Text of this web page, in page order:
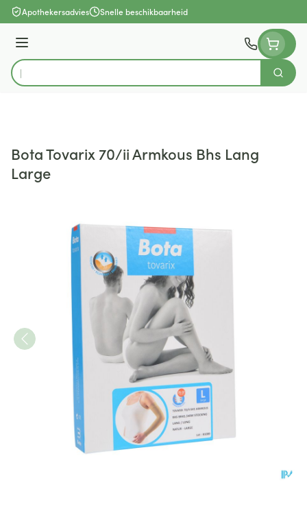
Ga naar de inhoud
Apothekersadvies Snelle beschikbaarheid
Menu
Product, merk, categorie...
Zoek
Bota Tovarix 70/ii Armkous Bhs Lang
Large